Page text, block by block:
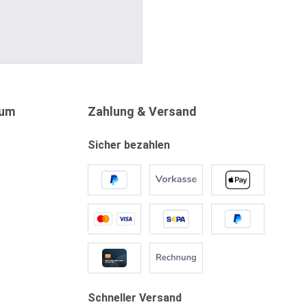
Zahlung & Versand
Sicher bezahlen
Schneller Versand